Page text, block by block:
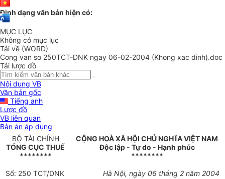
Định dạng văn bản hiện có:
MỤC LỤC
Không có mục lục
Tải về (WORD)
Cong van so 250TCT-DNK ngay 06-02-2004 (Khong xac dinh).doc
Tải lược đồ
Nội dung VB
Văn bản gốc
Tiếng anh
Lược đồ
VB liên quan
Bản án áp dụng
BỘ TÀI CHÍNH
TỔNG CỤC THUẾ
********
CỘNG HOÀ XÃ HỘI CHỦ NGHĨA VIỆT NAM
Độc lập - Tự do - Hạnh phúc
********
Số: 250 TCT/DNK Hà Nội, ngày 06 tháng 2 năm 2004